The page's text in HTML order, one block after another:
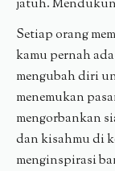
jatuh.
Setiap orang
kamu pernah
mengubah diri
menemukan
mengorbankan
dan kisahmu di
menginspirasi